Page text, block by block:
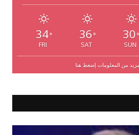
34°
FRI
36 °
SAT
30 °
SUN
من المعلومات إضغط هنا